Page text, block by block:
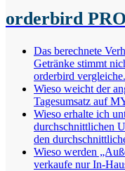
orderbird
Das berechnete
Getränke stimmt
orderbird
Wieso weicht der
Tagesumsatz auf
Wieso erhalte ich
durchschnittlichen
den
Wieso werden
verkaufe nur In-